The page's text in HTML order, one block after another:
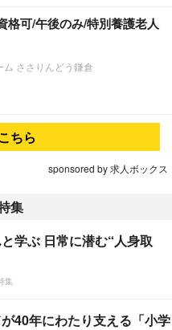
格可/午後のみ/特別養護老人
ささりんどう鎌倉
ちら
sponsored by 求人ボックス
集
学ぶ 日常に潜む“人身取
集
40年にわたり支える「小学